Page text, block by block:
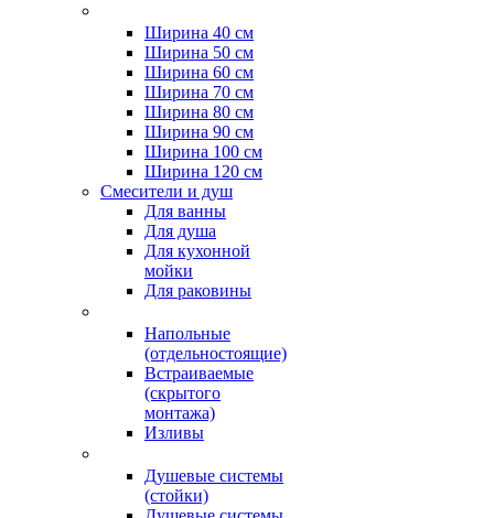
Ширина 40 см
Ширина 50 см
Ширина 60 см
Ширина 70 см
Ширина 80 см
Ширина 90 см
Ширина 100 см
Ширина 120 см
Смесители и душ
Для ванны
Для душа
Для кухонной
мойки
Для раковины
Напольные
(отдельностоящие)
Встраиваемые
(скрытого
монтажа)
Изливы
Душевые системы
(стойки)